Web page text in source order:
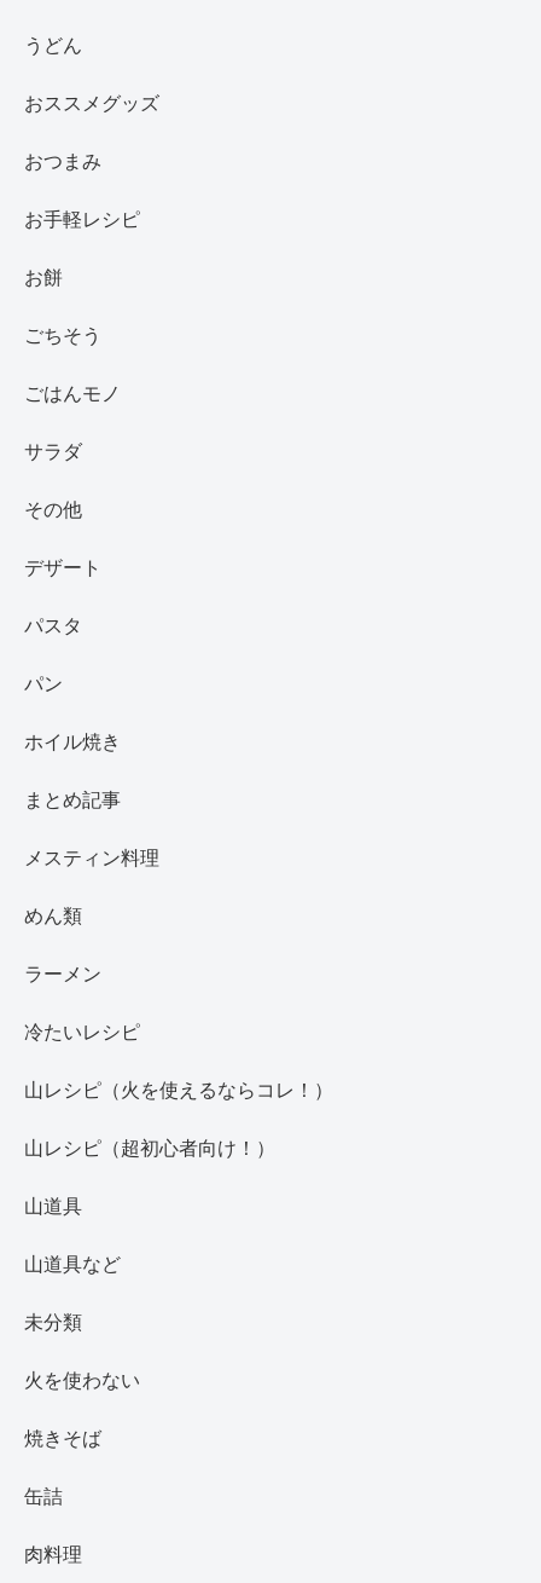
うどん
おススメグッズ
おつまみ
お手軽レシピ
お餅
ごちそう
ごはんモノ
サラダ
その他
デザート
パスタ
パン
ホイル焼き
まとめ記事
メスティン料理
めん類
ラーメン
冷たいレシピ
山レシピ（火を使えるならコレ！）
山レシピ（超初心者向け！）
山道具
山道具など
未分類
火を使わない
焼きそば
缶詰
肉料理